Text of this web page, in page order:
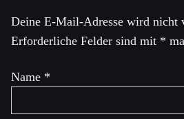
Deine E-Mail-Adresse wird nicht
Erforderliche Felder sind mit *
Name *